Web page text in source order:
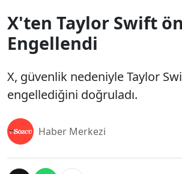
X'ten Taylor Swift
Engellendi
X, güvenlik nedeniyle Taylor
engellediğini doğruladı.
Haber Merkezi